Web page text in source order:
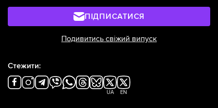
ПІДПИСАТИСЯ
Подивитись свіжий випуск
Стежити:
UA EN